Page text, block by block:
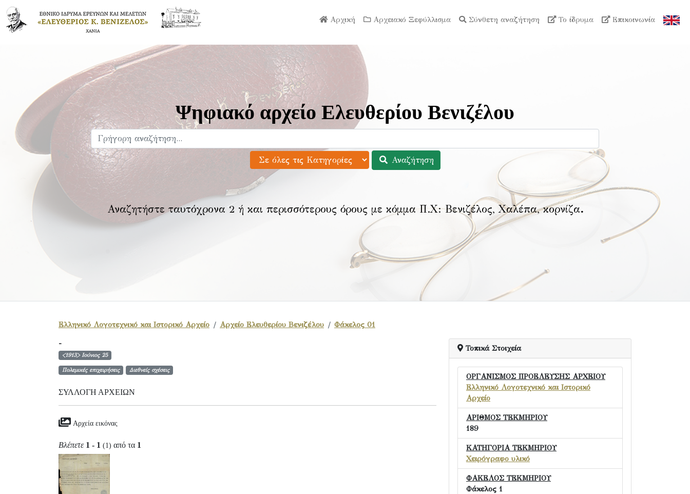
Αρχική Αρχειακό Ξεφύλλισμα Σύνθετη αναζήτηση Το ίδρυμα Επικοινωνία
Ψηφιακό αρχείο Ελευθερίου Βενιζέλου
Αναζήτηση
Αναζητήστε ταυτόχρονα 2 ή και περισσότερους όρους με κόμμα Π.Χ: Βενιζέλος, Χαλέπα, κορνίζα.
Ελληνικό Λογοτεχνικό και Ιστορικό Αρχείο Αρχείο Ελευθερίου Βενιζέλου Φάκελος 01
-
<1913> Ιούνιος 25
Πολεμικές επιχειρήσεις Διεθνείς σχέσεις
ΣΥΛΛΟΓΉ ΑΡΧΕΊΩΝ
Αρχεία εικόνας
Βλέπετε 1 - 1 (1) από τα 1
Τοπικά Στοιχεία
ΟΡΓΑΝΙΣΜΟΣ ΠΡΟΕΛΕΥΣΗΣ ΑΡΧΕΙΟΥ
Ελληνικό Λογοτεχνικό και Ιστορικό
Αρχείο
ΑΡΙΘΜΟΣ ΤΕΚΜΗΡΙΟΥ
189
ΚΑΤΗΓΟΡΙΑ ΤΕΚΜΗΡΙΟΥ
Χειρόγραφο υλικό
ΦΑΚΕΛΟΣ ΤΕΚΜΗΡΙΟΥ
Φάκελος 1